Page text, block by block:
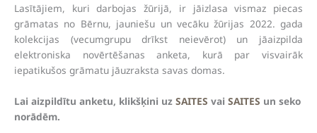
Lasītājiem, kuri darbojas žūrijā, ir jāizlasa vismaz piecas
grāmatas no Bērnu, jauniešu un vecāku žūrijas 2022. gada
kolekcijas (vecumgrupu drīkst neievērot) un jāaizpilda
elektroniska novērtēšanas anketa, kurā par visvairāk
iepatikušos grāmatu jāuzraksta savas domas.
Lai aizpildītu anketu, klikšķini uz SAITES vai SAITES un seko
norādēm.